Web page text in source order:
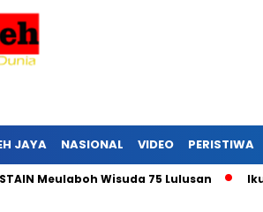
JAYA NASIONAL VIDEO PERISTIWA
Meulaboh Wisuda 75 Lulusan Ikut